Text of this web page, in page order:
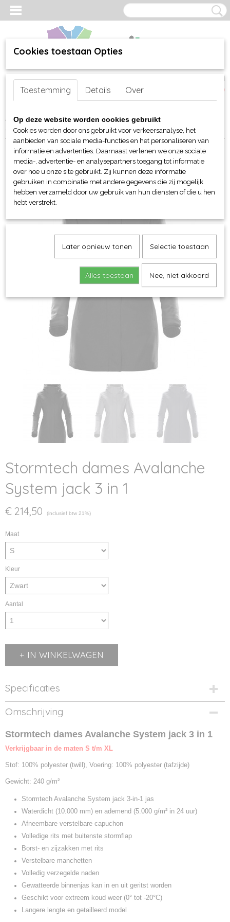
Inloggen Registreren
(0)
Home >webshop>Per merk >Stormtech jassen en tassen
Stormtech dames Avalanche System jack 3 in 1
Stormtech dames Avalanche
System jack 3 in 1
€ 214,50 (inclusief btw 21%)
Maat
Kleur
Aantal
IN WINKELWAGEN
Specificaties
Productcode
479.18-1
Productcode leverancier
Omschrijving
Stormtech dames Avalanche System jack 3 in 1
Verkrijgbaar in de maten S t/m XL
Stof: 100% polyester (twill), Voering: 100% polyester (tafzijde)
Gewicht: 240 g/m²
Stormtech Avalanche System jack 3-in-1 jas
Waterdicht (10.000 mm) en ademend (5.000 g/m² in 24 uur)
Afneembare verstelbare capuchon
Volledige rits met buitenste stormflap
Borst- en zijzakken met rits
Verstelbare manchetten
Volledig verzegelde naden
Gewatteerde binnenjas kan in en uit geritst worden
Geschikt voor extreem koud weer (0° tot -20°C)
Langere lengte en getailleerd model
Cookies toestaan Opties
Toestemming Details Over
Op deze website worden cookies gebruikt
Cookies worden door ons gebruikt voor verkeersanalyse, het
aanbieden van sociale media-functies en het personaliseren van
informatie en advertenties. Daarnaast verlenen we onze sociale
media-, advertentie- en analysepartners toegang tot informatie
over hoe u onze site gebruikt. Zij kunnen deze informatie
gebruiken in combinatie met andere gegevens die zij mogelijk
hebben verzameld door uw gebruik van hun diensten of die u hen
hebt verstrekt.
Later opnieuw tonen Selectie toestaan
Alles toestaan Nee, niet akkoord